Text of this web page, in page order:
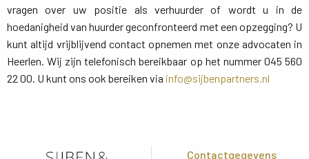
vragen over uw positie als verhuurder of wordt u in de
hoedanigheid van huurder geconfronteerd met een opzegging? U
kunt altijd vrijblijvend contact opnemen met onze advocaten in
Heerlen. Wij zijn telefonisch bereikbaar op het nummer 045 560
22 00. U kunt ons ook bereiken via info@sijbenpartners.nl
Contactgegevens